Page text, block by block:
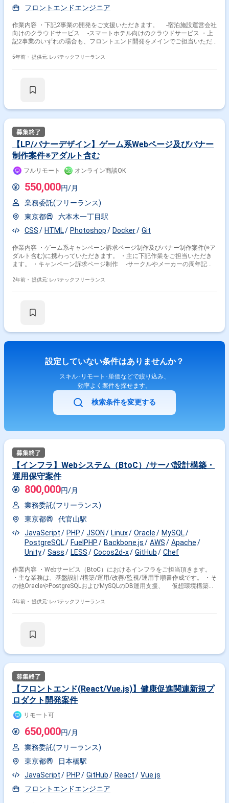
らいのスピード感を求めます。 (2) 非エンジニアに対し
適切にコミュニケーションができること。 専門知識
のない非エンジニアに対し実装意図や、仕様説明など、
期待効果など業務において必要なコミュニケーショ
ンが 行えることを求めます。 (3)
プレイングマネージャーであること。 自らがコーダ
ーとしてアウトプットをし続けられることを求めます。
マネジメントは事業上の目的達成の手段のうちの
というスタンスの方を求めます。 ▼勤務地等 最寄駅 ：リモート ※
客先は大崎です。 ※入社オリエンテーションと月1指定出
日 or 12月 ～ 中長期 面談 ：1回 精算 ：140-180h ※以
下に該当する方からの応募はお断りしております。 なお、選考を進めるに
あたってスキルシートが必要です。 -------------------------------------------------------- ・40
代以上の方 ・外国籍の方(永住権をお持ちの方は問題ございません) ・週5
日稼働できない方 --------------------------------------------------------
フロントエンドエンジニア
作業内容 ・下記2事業の開発をご支援いただきます。 -宿泊施設運営会社
向けのクラウドサービス -スマートホテル向けのクラウドサービス ・上
記2事業のいずれの場合も、フロントエンド開発をメインでご担当いただ
（新規プロダクト含む）の企画から開発まで、及び運用 -開発フローや
5年前・ 提供元: レバテックフリーランス
【LP/バナーデザイン】ゲーム系Webページ及びバナー
制作案件※アダルト含む
フルリモート オンライン商談OK
550,000円/月
業務委託(フリーランス)
東京都
六本木一丁目駅
CSS
HTML Photoshop Docker Git
作業内容 ・ゲーム系キャンペーン訴求ページ制作及びバナー制作案件(※ア
ダルト含む)に携わっていただきます。 ・主に下記作業をご担当いただき
ます。 ・キャンペーン訴求ページ制作 -サークルやメーカーの周年記念
ディング、リリースまで ・バナー対応 -SteamやJohrenという海外展開
2年前・ 提供元: レバテックフリーランス
設定していない条件はありませんか？
スキル･リモート･単価などで絞り込み、
効率よく案件を探せます。
検索条件を変更する
【インフラ】Webシステム（BtoC）/サーバ設計構築・
運用保守案件
800,000円/月
業務委託(フリーランス)
東京都
代官山駅
JavaScript
PHP JSON Linux Oracle
MySQL
PostgreSQL
FuelPHP Backbone.js AWS
Apache
Unity
Sass LESS Cocos2d-x GitHub Chef
作業内容 ・Webサービス（BtoC）におけるインフラをご担当頂きます。
・主な業務は、基盤設計/構築/運用/改善/監視/運用手順書作成です。 ・そ
の他OracleやPostgreSQLおよびMySQLのDB運用支援、 仮想環境構築や
は、Ciscoが中心となり、 ロードバランサ、ファイアーウォールなどの
5年前・ 提供元: レバテックフリーランス
【フロントエンド(React/Vue.js)】健康促進関連新規プ
ロダクト開発案件
リモート可
650,000円/月
業務委託(フリーランス)
東京都
日本橋駅
JavaScript
PHP GitHub React
Vue.js
フロントエンドエンジニア